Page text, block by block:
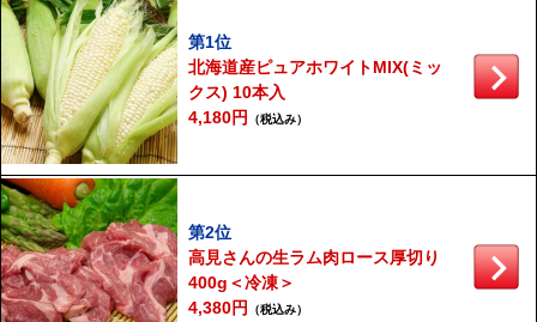
第1位
北海道産ピュアホワイトMIX(ミッ
クス) 10本入
4,180円
（税込み）
第2位
高見さんの生ラム肉ロース厚切り
400g＜冷凍＞
4,380円
（税込み）